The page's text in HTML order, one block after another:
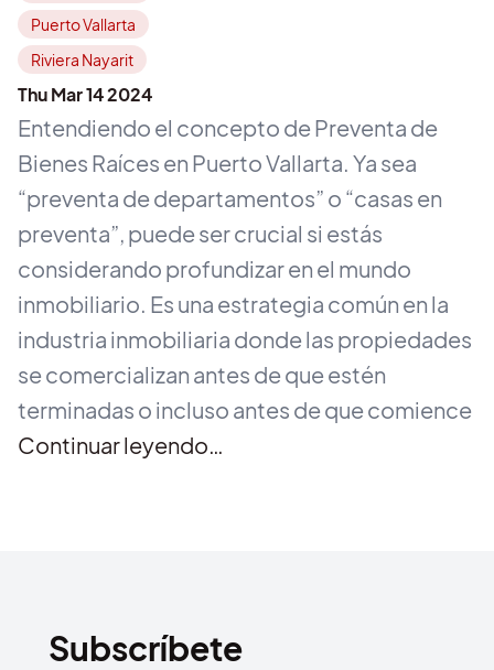
Puerto Vallarta
Riviera Nayarit
Thu Mar 14 2024
Entendiendo el concepto de Preventa de
Bienes Raíces en Puerto Vallarta. Ya sea
“preventa de departamentos” o “casas en
preventa”, puede ser crucial si estás
considerando profundizar en el mundo
inmobiliario. Es una estrategia común en la
industria inmobiliaria donde las propiedades
se comercializan antes de que estén
terminadas o incluso antes de que comience
Continuar leyendo…
Subscríbete